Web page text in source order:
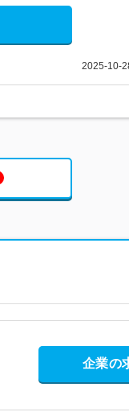
2025-10-
企業の